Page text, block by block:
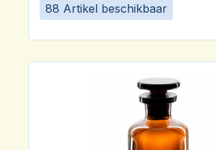
88 Artikel beschikbaar